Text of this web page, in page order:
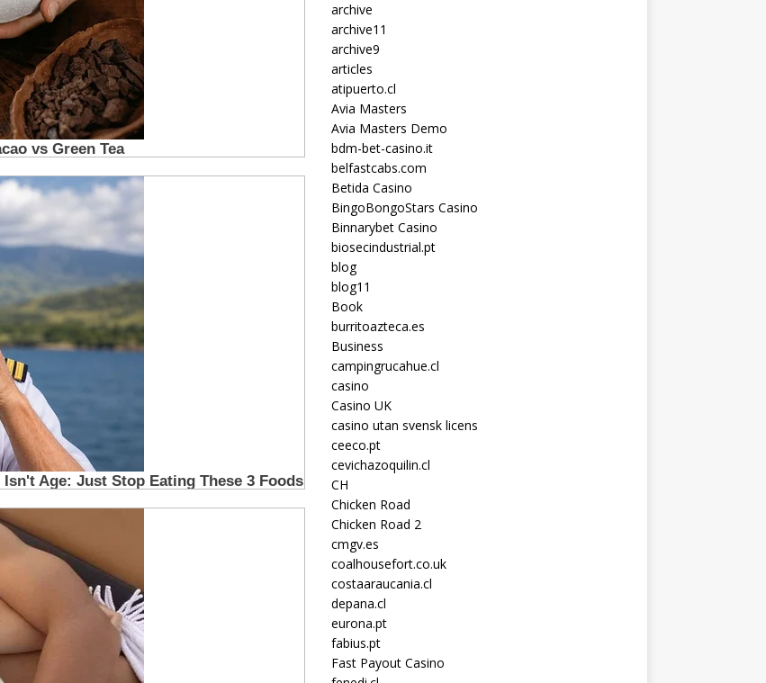
archive
archive11
archive9
articles
atipuerto.cl
Avia Masters
Avia Masters Demo
bdm-bet-casino.it
belfastcabs.com
Betida Casino
BingoBongoStars Casino
Binnarybet Casino
biosecindustrial.pt
blog
blog11
Book
burritoazteca.es
Business
campingrucahue.cl
casino
Casino UK
casino utan svensk licens
ceeco.pt
cevichazoquilin.cl
CH
Chicken Road
Chicken Road 2
cmgv.es
coalhousefort.co.uk
costaaraucania.cl
depana.cl
eurona.pt
fabius.pt
Fast Payout Casino